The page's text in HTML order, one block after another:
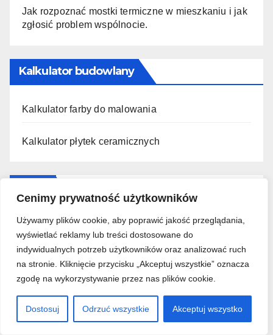
Cenimy prywatność użytkowników
Używamy plików cookie, aby poprawić jakość przeglądania,
wyświetlać reklamy lub treści dostosowane do
indywidualnych potrzeb użytkowników oraz analizować ruch
na stronie. Kliknięcie przycisku „Akceptuj wszystkie” oznacza
zgodę na wykorzystywanie przez nas plików cookie.
Dostosuj Odrzuć wszystkie Akceptuj wszystko
Jak rozpoznać mostki termiczne w mieszkaniu i jak
zgłosić problem wspólnocie.
Kalkulator budowlany
Kalkulator farby do malowania
Kalkulator płytek ceramicznych
Aranżacja wnętrz
Budowa domu od podstaw
Moje mieszkanie